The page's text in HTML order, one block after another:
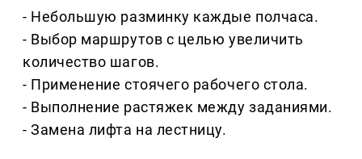
- Небольшую разминку каждые полчаса.
- Выбор маршрутов с целью увеличить
количество шагов.
- Применение стоячего рабочего стола.
- Выполнение растяжек между заданиями.
- Замена лифта на лестницу.